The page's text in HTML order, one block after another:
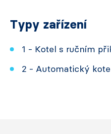
Typy zařízení
1 - Kotel s ručním
2 - Automatický